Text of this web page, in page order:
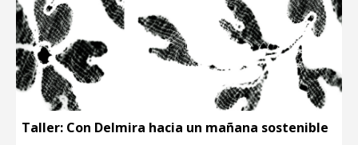
Taller: Con Delmira hacia un mañana sostenible